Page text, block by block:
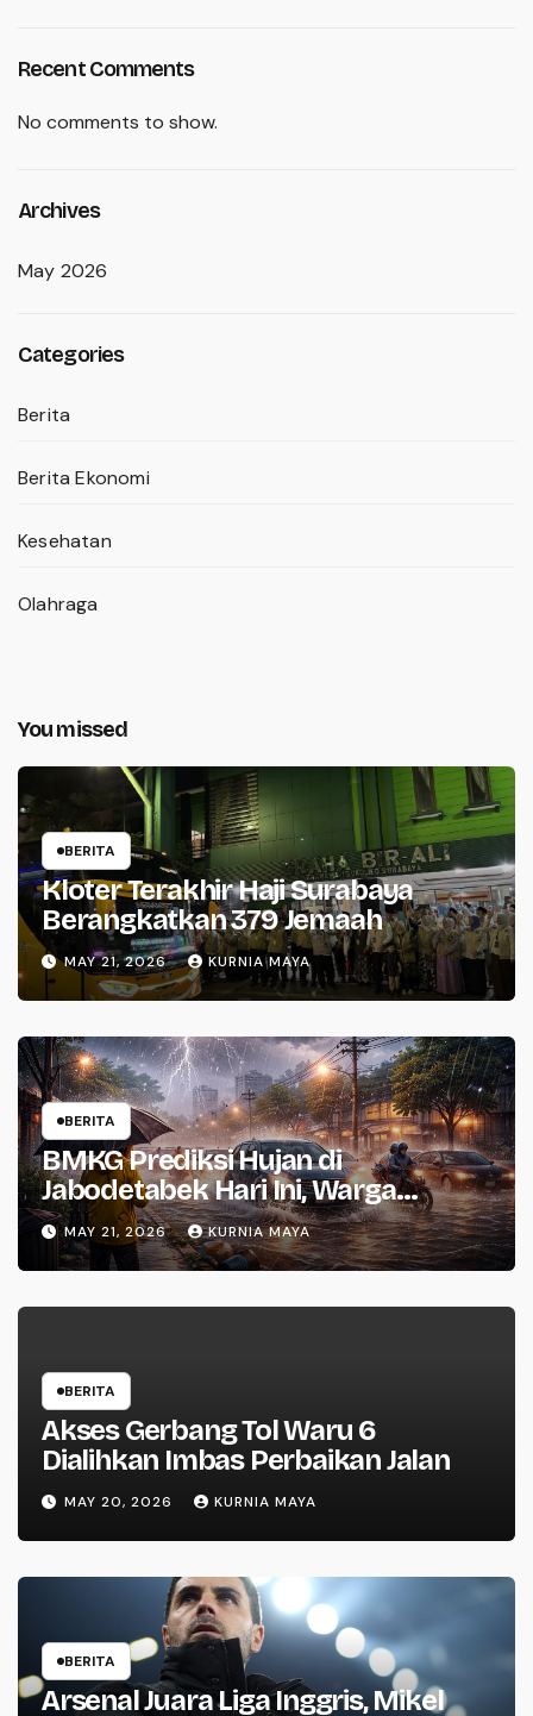
Recent Comments
No comments to show.
Archives
May 2026
Categories
Berita
Berita Ekonomi
Kesehatan
Olahraga
You missed
BERITA
Kloter Terakhir Haji Surabaya
Berangkatkan 379 Jemaah
MAY 21, 2026 KURNIA MAYA
BERITA
BMKG Prediksi Hujan di
Jabodetabek Hari Ini, Warga
Waspada
MAY 21, 2026 KURNIA MAYA
BERITA
Akses Gerbang Tol Waru 6
Dialihkan Imbas Perbaikan Jalan
MAY 20, 2026 KURNIA MAYA
BERITA
Arsenal Juara Liga Inggris, Mikel